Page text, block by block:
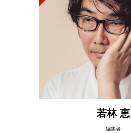
若林 恵
編集者